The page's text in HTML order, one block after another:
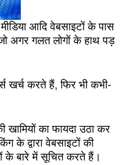
आदि वेबसाइटों के पास
अगर गलत लोगों के हाथ पड़
खर्च करते हैं, फिर भी कभी-
का फायदा उठा कर
के द्वारा वेबसाइटों की
के बारे में सूचित करते हैं।